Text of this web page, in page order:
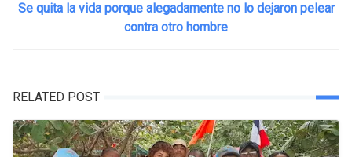
Se quita la vida porque alegadamente no lo dejaron pelear
contra otro hombre
RELATED POST